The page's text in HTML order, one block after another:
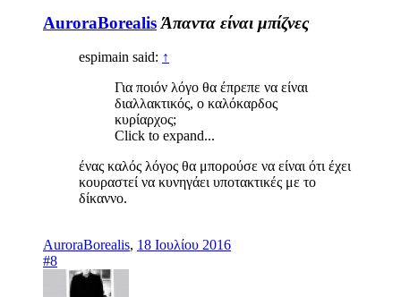
AuroraBorealis Άπαντα είναι μπίζνες
espimain said: ↑
Για ποιόν λόγο θα έπρεπε να είναι
διαλλακτικός, ο καλόκαρδος
κυρίαρχος;
Click to expand...
ένας καλός λόγος θα μπορούσε να είναι ότι έχει
κουραστεί να κυνηγάει υποτακτικές με το
δίκαννο.
AuroraBorealis, 18 Ιουλίου 2016
#8